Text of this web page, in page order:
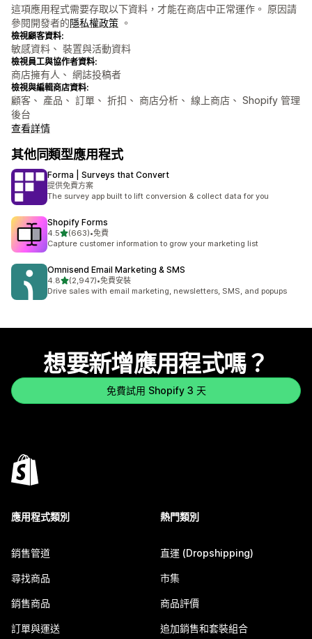
這項應用程式需要存取以下資料，才能在商店中正常運作。 原因請
參閱開發者的隱私權政策 。
檢視顧客資料:
敏感資料、 裝置與活動資料
檢視員工與協作者資料:
商店擁有人、 網誌投稿者
檢視與編輯商店資料:
顧客、 產品、 訂單、 折扣、 商店分析、 線上商店、 Shopify 管理
後台
查看詳情
其他同類型應用程式
Forma | Surveys that Convert
提供免費方案
The survey app built to lift conversion & collect data for you
Shopify Forms
4.5滿分 5 顆星
(663)
共有 663 則評價
•免費
Capture customer information to grow your marketing list
Omnisend Email Marketing & SMS
4.8滿分 5 顆星
(2,947)
共有 2947 則評價
•免費安裝
Drive sales with email marketing, newsletters, SMS, and popups
想要新增應用程式嗎？
免費試用 Shopify 3 天
應用程式類別
銷售管道
尋找商品
銷售商品
訂單與運送
熱門類別
直運 (Dropshipping)
市集
商品評價
追加銷售和套裝組合